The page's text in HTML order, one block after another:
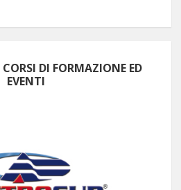
DI FORMAZIONE ED
EVENTI